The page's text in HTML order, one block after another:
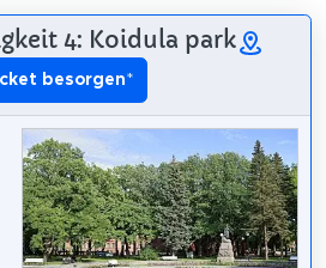
4: Koidula park
besorgen*